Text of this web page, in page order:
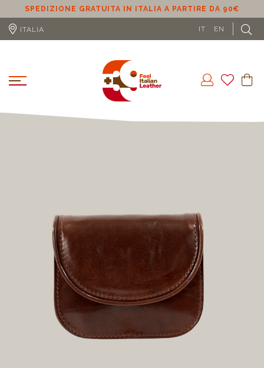
SPEDIZIONE GRATUITA IN ITALIA A PARTIRE DA 90€
ITALIA IT EN